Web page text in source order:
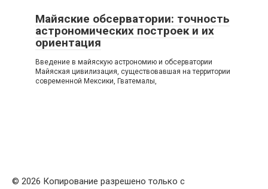
Майяские обсерватории: точность
астрономических построек и их
ориентация
Введение в майяскую астрономию и обсерватории
Майяская цивилизация, существовавшая на территории
современной Мексики, Гватемалы,
© 2026 Копирование разрешено только с